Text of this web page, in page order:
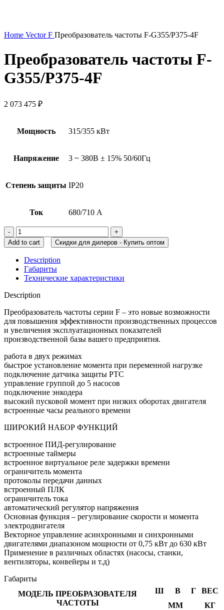
Home Vector F Преобразователь частоты F-G355/P375-4F
Преобразователь частоты F-
G355/P375-4F
2 073 475 ₽
Мощность 315/355 кВт
Напряжение 3 ~ 380В ± 15% 50/60Гц
Степень защиты IP20
Ток 680/710 А
Add to cart Скидки для дилеров - Купить оптом
Description
Габариты
Технические характеристики
Description
Преобразователь частоты серии F – это новые возможности
для повышения эффективности производственных процессов
и увеличения эксплуатационных показателей
производственной базы вашего предприятия.
работа в двух режимах
быстрое установление момента при переменной нагрузке
подключение датчика защиты PTC
управление группой до 5 насосов
подключение энкодера
высокий пусковой момент при низких оборотах двигателя
встроенные часы реального времени
ШИРОКИЙ НАБОР ФУНКЦИЙ
встроенное ПИД-регулирование
встроенные таймеры
встроенное виртуальное реле задержки времени
ограничитель момента
протоколы передачи данных
встроенный ПЛК
ограничитель тока
автоматический регулятор напряжения
Основная функция – регулирование скорости и момента
электродвигателя
Векторное управление асинхронными и синхронными
двигателями диапазоном мощности от 0,75 кВт до 630 кВт
Применение в различных областях (насосы, станки,
вентиляторы, конвейеры и т.д)
Габариты
МОДЕЛЬ ПРЕОБРАЗОВАТЕЛЯ
ЧАСТОТЫ
Ш В Г
ВЕС
ММ
КГ